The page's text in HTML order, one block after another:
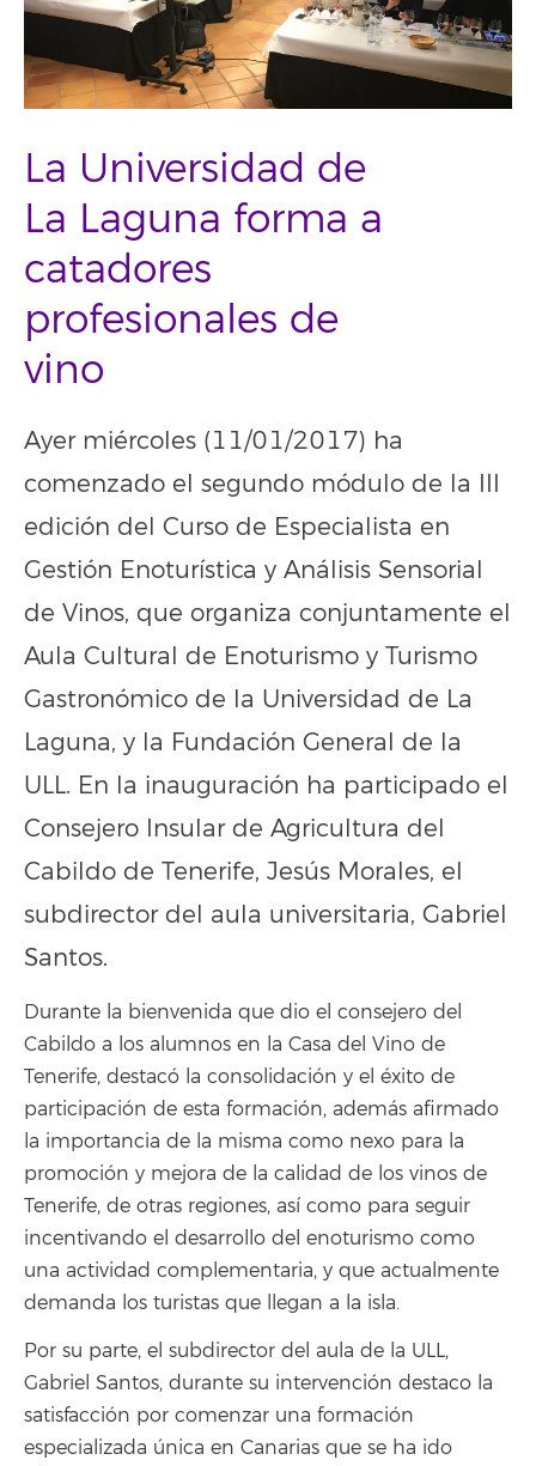
La Universidad de
La Laguna forma a
catadores
profesionales de
vino
Ayer miércoles (11/01/2017) ha
comenzado el segundo módulo de la III
edición del Curso de Especialista en
Gestión Enoturística y Análisis Sensorial
de Vinos, que organiza conjuntamente el
Aula Cultural de Enoturismo y Turismo
Gastronómico de la Universidad de La
Laguna, y la Fundación General de la
ULL. En la inauguración ha participado el
Consejero Insular de Agricultura del
Cabildo de Tenerife, Jesús Morales, el
subdirector del aula universitaria, Gabriel
Santos.
Durante la bienvenida que dio el consejero del
Cabildo a los alumnos en la Casa del Vino de
Tenerife, destacó la consolidación y el éxito de
participación de esta formación, además afirmado
la importancia de la misma como nexo para la
promoción y mejora de la calidad de los vinos de
Tenerife, de otras regiones, así como para seguir
incentivando el desarrollo del enoturismo como
una actividad complementaria, y que actualmente
demanda los turistas que llegan a la isla.
Por su parte, el subdirector del aula de la ULL,
Gabriel Santos, durante su intervención destaco la
satisfacción por comenzar una formación
especializada única en Canarias que se ha ido